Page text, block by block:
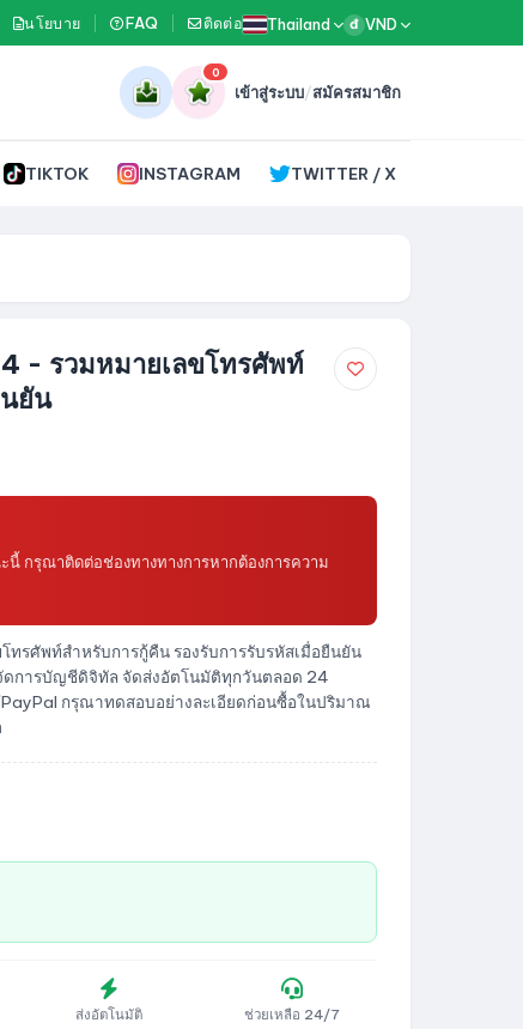
นโยบาย FAQ ติดต่อ Thailand đ VND
0
เข้าสู่ระบบ/สมัครสมาชิก
TIKTOK INSTAGRAM TWITTER / X
- รวมหมายเลขโทรศัพท์
ยัน
กรุณาติดต่อช่องทางทางการหากต้องการความ
รศัพท์สำหรับการกู้คืน รองรับการรับรหัสเมื่อยืนยัน
ดการบัญชีดิจิทัล จัดส่งอัตโนมัติทุกวันตลอด 24
กรุณาทดสอบอย่างละเอียดก่อนซื้อในปริมาณ
ส่งอัตโนมัติ ช่วยเหลือ 24/7